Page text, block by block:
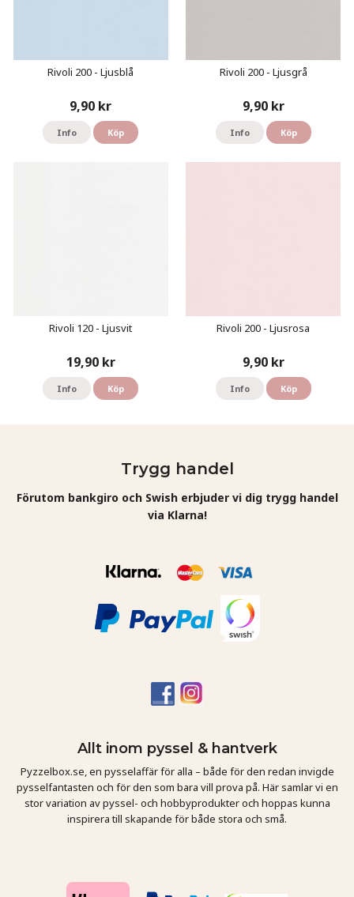
Rivoli 200 - Ljusblå
9,90 kr
Info Köp
Rivoli 200 - Ljusgrå
9,90 kr
Info Köp
Rivoli 120 - Ljusvit
19,90 kr
Info Köp
Rivoli 200 - Ljusrosa
9,90 kr
Info Köp
Trygg handel
Förutom bankgiro och Swish erbjuder vi dig trygg handel
via Klarna!
Allt inom pyssel & hantverk
Pyzzelbox.se, en pysselaffär för alla – både för den redan invigde
pysselfantasten och för den som bara vill prova på. Här samlar vi en
stor variation av pyssel- och hobbyprodukter och hoppas kunna
inspirera till skapande för både stora och små.